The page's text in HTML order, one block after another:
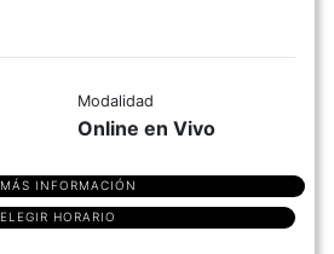
Modalidad
Online en Vivo
MÁS INFORMACIÓN
ELEGIR HORARIO